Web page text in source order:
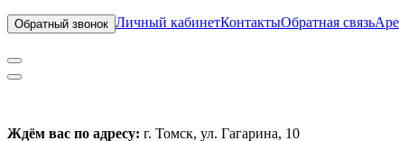
Обратный звонок Личный кабинетКонтактыОбратная связь
Ждём вас по адресу: г. Томск, ул. Гагарина, 10